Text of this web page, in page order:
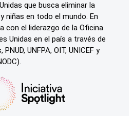
que busca eliminar la
niñas en todo el mundo. En
con el liderazgo de la Oficina
Unidas en el país a través de
UNFPA, OIT, UNICEF y